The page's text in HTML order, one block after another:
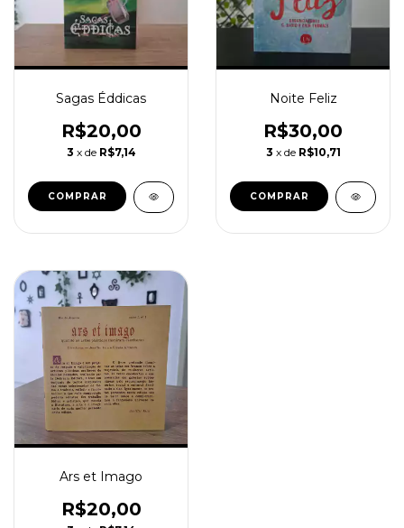
Sagas Éddicas
R$20,00
3 x de R$7,14
Noite Feliz
R$30,00
3 x de R$10,71
Ars et Imago
R$20,00